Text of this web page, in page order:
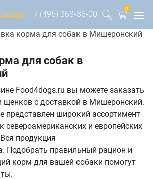
+7 (495) 363-36-00
0
корма для собак в Мишеронский
для собак в
Food4dogs.ru вы можете заказать
щенков с доставкой в Мишеронский.
представлен широкий ассортимент
североамериканских и европейских
продукция
Подобрать правильный рацион и
корм для вашей собаки помогут